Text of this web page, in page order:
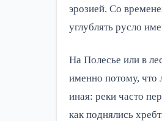
эрозией. Со
углублять русло
На Полесье или в
именно потому, что
иная: реки часто
как поднялись